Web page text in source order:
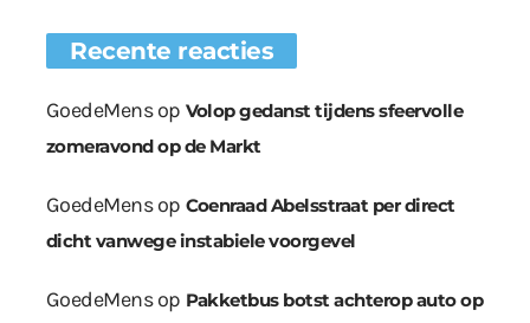
Recente reacties
GoedeMensop Volop gedanst tijdens sfeervolle
zomeravond op de Markt
GoedeMensop Coenraad Abelsstraat per direct
dicht vanwege instabiele voorgevel
GoedeMensop Pakketbus botst achterop auto op